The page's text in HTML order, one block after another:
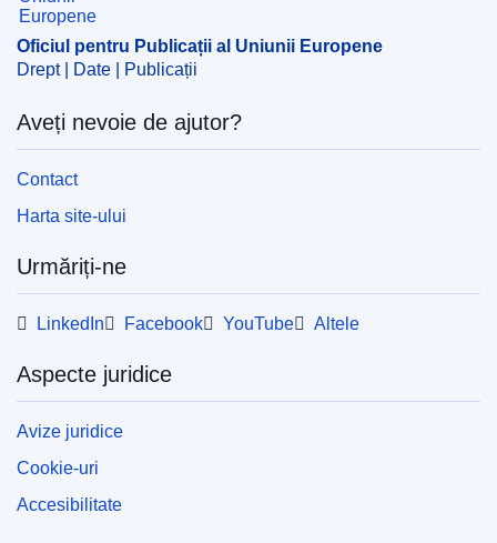
și mijlocii
CELEX : 32021D0173R(05)
OJ : L_202590290
Oficiul pentru Publicații al Uniunii Europene
Drept | Date | Publicații
Aveți nevoie de ajutor?
Contact
Harta site-ului
Urmăriți-ne
LinkedIn Facebook YouTube Altele
Aspecte juridice
Avize juridice
Cookie-uri
Accesibilitate